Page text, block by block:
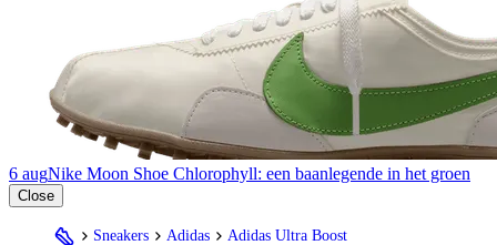
6 augNike Moon Shoe Chlorophyll: een baanlegende in het groen
Close
Sneakers Adidas Adidas Ultra Boost